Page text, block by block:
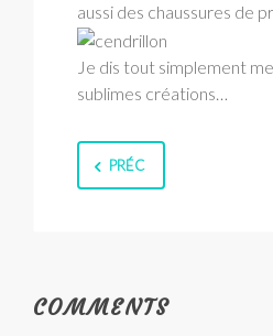
aussi des chaussures de
Je dis tout simplement
sublimes créations…
PRÉC
COMMENTS